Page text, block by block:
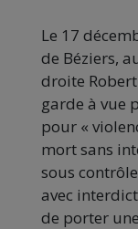
Le 17
de Béziers,
droite
garde à vue
pour «
mort sans
sous
avec
de porter